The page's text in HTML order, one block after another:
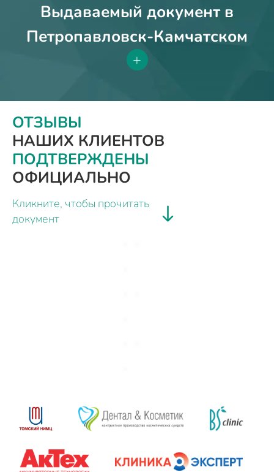
Выдаваемый документ в
Петропавловск-Камчатском
+
ОТЗЫВЫ
НАШИХ КЛИЕНТОВ
ПОДТВЕРЖДЕНЫ
ОФИЦИАЛЬНО
Кликните, чтобы прочитать
документ